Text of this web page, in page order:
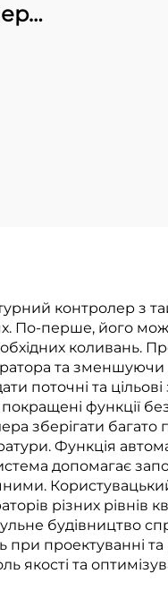
контролер з
По-перше, його
коливань.
та зменшуючи
поточні та
функції
зберігати багато
Функція
допомагає
різних рівнів
будівництво
при проектуванні
якості та